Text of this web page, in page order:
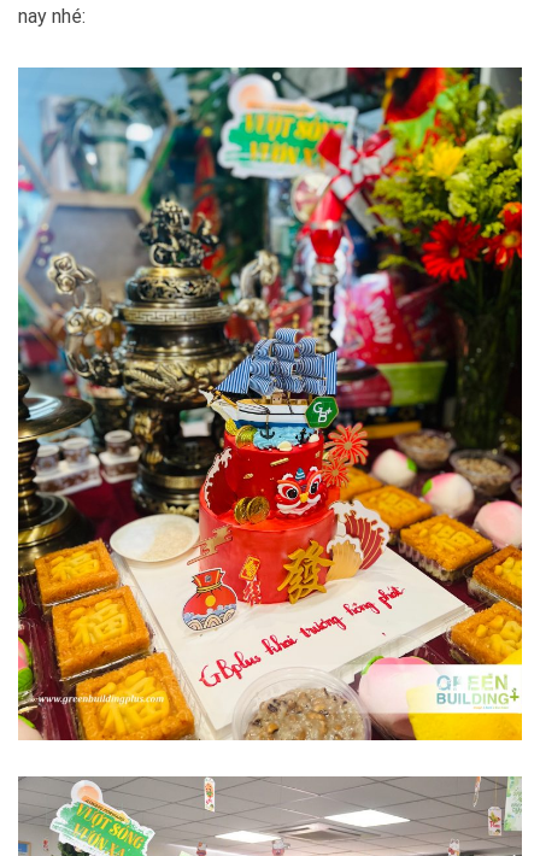
nay nhé: